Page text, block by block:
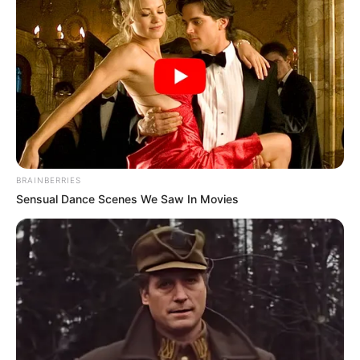
ΤΙΣ ΑΝΑΣΤΟΛΈΣ ΕΡΓΑΣΊΑΣ. ΔΕΝ ΘΑ ΣΑΣ ΚΟΥΝΉΣΕΙ ΚΑΝΕΊΣ,
ΟΎΤΕ ΘΑ ΣΑΣ ΚΌΨΟΥΝ ΤΟΝ ΜΙΣΘΌ ΣΑΣ. ΤΙΣ ΠΑΡΑΚΆΤΩ...
ΣΗΜΑΝΤΙΚΕΣ ΕΙΔΗΣΕΙΣ
Ο GESARA ΠΡΟ ΤΩΝ ΠΥΛΩΝ. Η
ΑΝΘΡΩΠΟΤΗΤΑ ΑΝΤΕΠΙΤΙΘΕΤΑΙ.
BRAINBERRIES
Sensual Dance Scenes We Saw In Movies